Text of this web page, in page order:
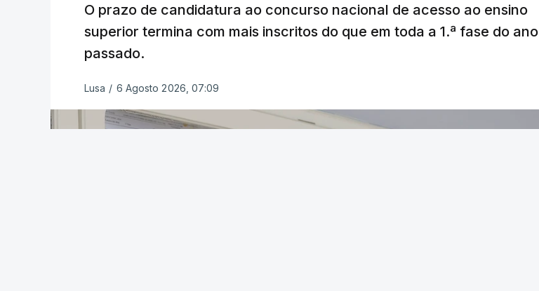
O prazo de candidatura ao concurso nacional de acesso ao ensino
superior termina com mais inscritos do que em toda a 1.ª fase do ano
passado.
Lusa / 6 Agosto 2026, 07:09